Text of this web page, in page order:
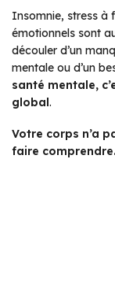
Insomnie, stress à
émotionnels sont
découler d’un
mentale ou d’un
santé mentale,
global.
Votre corps n’a
faire comprendre.